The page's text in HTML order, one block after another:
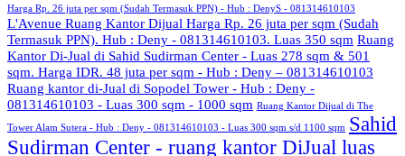
Harga Rp. 26 juta per sqm (Sudah Termasuk PPN) - Hub : DenyS - 081314610103
L'Avenue Ruang Kantor Dijual Harga Rp. 26 juta per sqm (Sudah
Termasuk PPN). Hub : Deny - 081314610103. Luas 350 sqm Ruang
Kantor Di-Jual di Sahid Sudirman Center - Luas 278 sqm & 501
sqm. Harga IDR. 48 juta per sqm - Hub : Deny – 081314610103
Ruang kantor di-Jual di Sopodel Tower - Hub : Deny -
081314610103 - Luas 300 sqm - 1000 sqm Ruang Kantor Dijual di The
Tower Alam Sutera - Hub : Deny - 081314610103 - Luas 300 sqm s/d 1100 sqm Sahid
Sudirman Center - ruang kantor DiJual luas